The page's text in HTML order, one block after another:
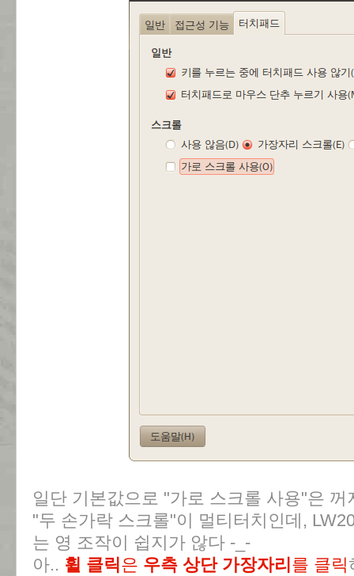
일단 기본값으로 "가로 스크롤 사용"은
"두 손가락 스크롤"이 멀티터치인데,
는 영 조작이 쉽지가 않다 -_-
아.. 휠 클릭은 우측 상단 가장자리 를 클릭